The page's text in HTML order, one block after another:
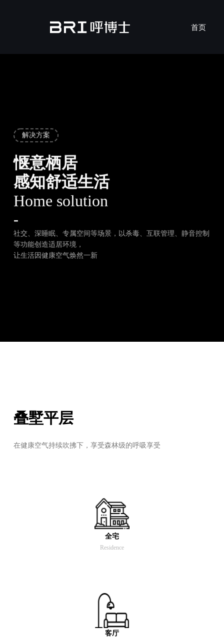
首页
吊顶式新风机
吊顶式
D150A/250A/350A/500A
解决方案
惬意栖居
感知舒适生活
Home solution
-
社交、深睡眠、专属空间等场景，以杀毒、互联管理、静音控制
等功能创造适居环境，
让生活因健康空气焕然一新
叠墅平层
在健康空气持续吹拂下，享受森林级的呼吸享受
全宅
Residence
客厅